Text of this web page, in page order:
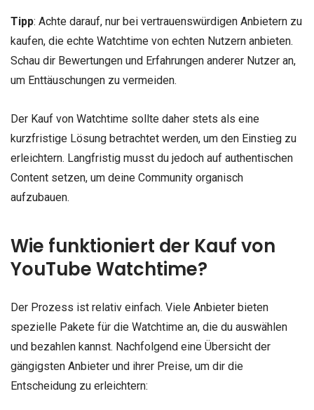
Tipp: Achte darauf, nur bei vertrauenswürdigen Anbietern zu
kaufen, die echte Watchtime von echten Nutzern anbieten.
Schau dir Bewertungen und Erfahrungen anderer Nutzer an,
um Enttäuschungen zu vermeiden.
Der Kauf von Watchtime sollte daher stets als eine
kurzfristige Lösung betrachtet werden, um den Einstieg zu
erleichtern. Langfristig musst du jedoch auf authentischen
Content setzen, um deine Community organisch
aufzubauen.
Wie funktioniert der Kauf von
YouTube Watchtime?
Der Prozess ist relativ einfach. Viele Anbieter bieten
spezielle Pakete für die Watchtime an, die du auswählen
und bezahlen kannst. Nachfolgend eine Übersicht der
gängigsten Anbieter und ihrer Preise, um dir die
Entscheidung zu erleichtern: